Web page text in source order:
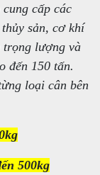
cấp các
sản, cơ khí
trọng lượng và
đến 150 tấn.
loại cân bên
500kg